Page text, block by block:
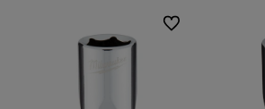
Do ulubionych